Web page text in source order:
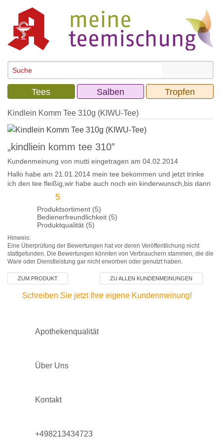
Tees Salben Tropfen
Kindlein Komm Tee 310g (KIWU-Tee)
„kindliein komm tee 310”
Kundenmeinung von mutti eingetragen am 04.02.2014
Hallo habe am 21.01.2014 mein tee bekommen und jetzt trinke
ich den tee fleißig,wir habe auch noch ein kinderwunsch,bis dann
5
Produktsortiment (5)
Bedienerfreundlichkeit (5)
Produktqualität (5)
Hinweis:
Eine Überprüfung der Bewertungen hat vor deren Veröffentlichung nicht
stattgefunden. Die Bewertungen könnten von Verbrauchern stammen, die die
Ware oder Dienstleistung gar nicht erworben oder genutzt haben.
ZUM PRODUKT ZU ALLEN KUNDENMEINUNGEN
Schreiben Sie jetzt Ihre eigene Kundenmeinung!
Apothekenqualität
Über Uns
Kontakt
+498213434723